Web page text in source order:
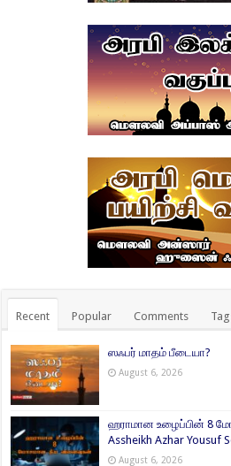
Recent Popular Comments
ஸஃபர் மாதம் பீடையா?
August 6, 2026
ஹராமான உழைப்பின் 8
Assheikh Azhar Yousuf
August 6, 2026